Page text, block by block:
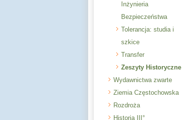
Inżynieria
Bezpieczeństwa
Tolerancja: studia i
szkice
Transfer
Zeszyty Historyczne
Wydawnictwa zwarte
Ziemia Częstochowska
Rozdroża
Historia III°